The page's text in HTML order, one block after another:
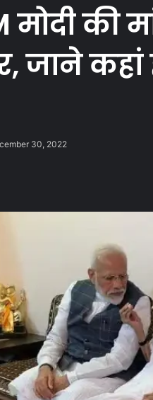
मोदी की
जाने
30, 2022